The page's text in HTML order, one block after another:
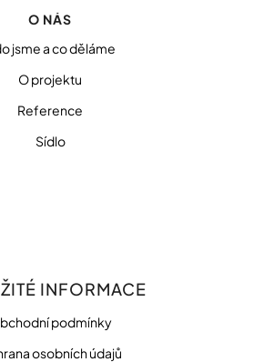
O NÁS
jsme a co děláme
O projektu
Reference
Sídlo
INFORMACE
podmínky
osobních údajů